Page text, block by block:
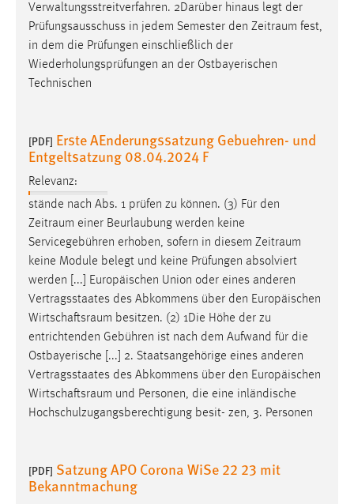
Verwaltungsstreitverfahren. 2Darüber hinaus legt der
Prüfungsausschuss in jedem Semester den Zeitraum fest,
in dem die Prüfungen einschließlich der
Wiederholungsprüfungen an der Ostbayerischen
Technischen
[PDF] Erste AEnderungssatzung Gebuehren- und
Entgeltsatzung 08.04.2024 F
Relevanz:
stände nach Abs. 1 prüfen zu können. (3) Für den
Zeitraum einer Beurlaubung werden keine
Servicegebühren erhoben, sofern in diesem Zeitraum
keine Module belegt und keine Prüfungen absolviert
werden [...] Europäischen Union oder eines anderen
Vertragsstaates des Abkommens über den Europäischen
Wirtschaftsraum besitzen. (2) 1Die Höhe der zu
entrichtenden Gebühren ist nach dem Aufwand für die
Ostbayerische [...] 2. Staatsangehörige eines anderen
Vertragsstaates des Abkommens über den Europäischen
Wirtschaftsraum und Personen, die eine inländische
Hochschulzugangsberechtigung besit- zen, 3. Personen
[PDF] Satzung APO Corona WiSe 22 23 mit
Bekanntmachung